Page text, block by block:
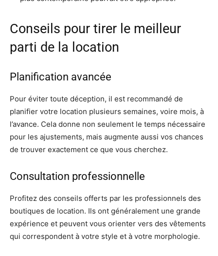
Conseils pour tirer le meilleur
parti de la location
Planification avancée
Pour éviter toute déception, il est recommandé de
planifier votre location plusieurs semaines, voire mois, à
l’avance. Cela donne non seulement le temps nécessaire
pour les ajustements, mais augmente aussi vos chances
de trouver exactement ce que vous cherchez.
Consultation professionnelle
Profitez des conseils offerts par les professionnels des
boutiques de location. Ils ont généralement une grande
expérience et peuvent vous orienter vers des vêtements
qui correspondent à votre style et à votre morphologie.